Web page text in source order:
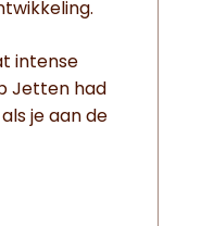
intense
Jetten had
je aan de